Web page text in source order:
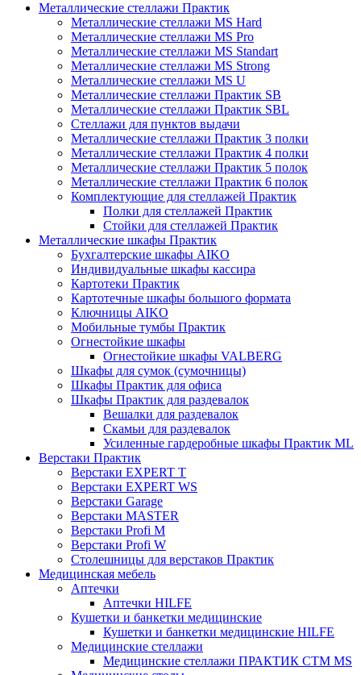
Металлические стеллажи Практик
Металлические стеллажи MS Hard
Металлические стеллажи MS Pro
Металлические стеллажи MS Standart
Металлические стеллажи MS Strong
Металлические стеллажи MS U
Металлические стеллажи Практик SB
Металлические стеллажи Практик SBL
Стеллажи для пунктов выдачи
Металлические стеллажи Практик 3 полки
Металлические стеллажи Практик 4 полки
Металлические стеллажи Практик 5 полок
Металлические стеллажи Практик 6 полок
Комплектующие для стеллажей Практик
Полки для стеллажей Практик
Стойки для стеллажей Практик
Металлические шкафы Практик
Бухгалтерские шкафы AIKO
Индивидуальные шкафы кассира
Картотеки Практик
Картотечные шкафы большого формата
Ключницы AIKO
Мобильные тумбы Практик
Огнестойкие шкафы
Огнестойкие шкафы VALBERG
Шкафы для сумок (сумочницы)
Шкафы Практик для офиса
Шкафы Практик для раздевалок
Вешалки для раздевалок
Скамьи для раздевалок
Усиленные гардеробные шкафы Практик ML
Верстаки Практик
Верстаки EXPERT T
Верстаки EXPERT WS
Верстаки Garage
Верстаки MASTER
Верстаки Profi M
Верстаки Profi W
Столешницы для верстаков Практик
Медицинская мебель
Аптечки
Аптечки HILFE
Кушетки и банкетки медицинские
Кушетки и банкетки медицинские HILFE
Медицинские стеллажи
Медицинские стеллажи ПРАКТИК СТМ MS